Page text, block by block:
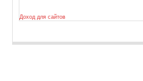
Доход для сайтов